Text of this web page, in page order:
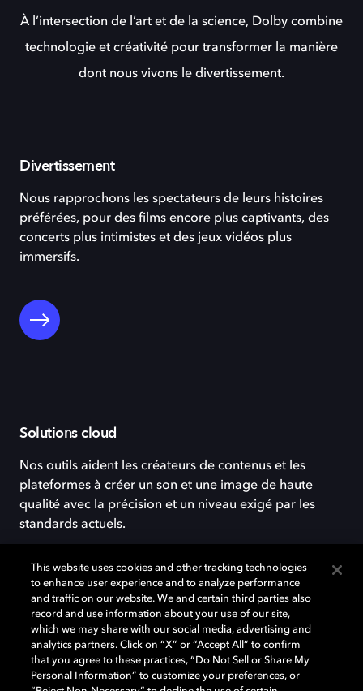
À l’intersection de l’art et de la science, Dolby combine
technologie et créativité pour transformer la manière
dont nous vivons le divertissement.
Divertissement
Nous rapprochons les spectateurs de leurs histoires
préférées, pour des films encore plus captivants, des
concerts plus intimistes et des jeux vidéos plus
immersifs.
Solutions cloud
Nos outils aident les créateurs de contenus et les
plateformes à créer un son et une image de haute
qualité avec la précision et un niveau exigé par les
standards actuels.
This website uses cookies and other tracking technologies
to enhance user experience and to analyze performance
and traffic on our website. We and certain third parties also
record and use information about your use of our site,
which we may share with our social media, advertising and
analytics partners. Click on “X” or “Accept All” to confirm
that you agree to these practices, “Do Not Sell or Share My
Personal Information” to customize your preferences, or